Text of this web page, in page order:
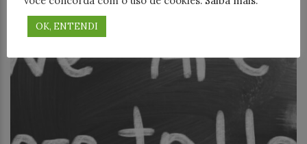
OK, ENTENDI